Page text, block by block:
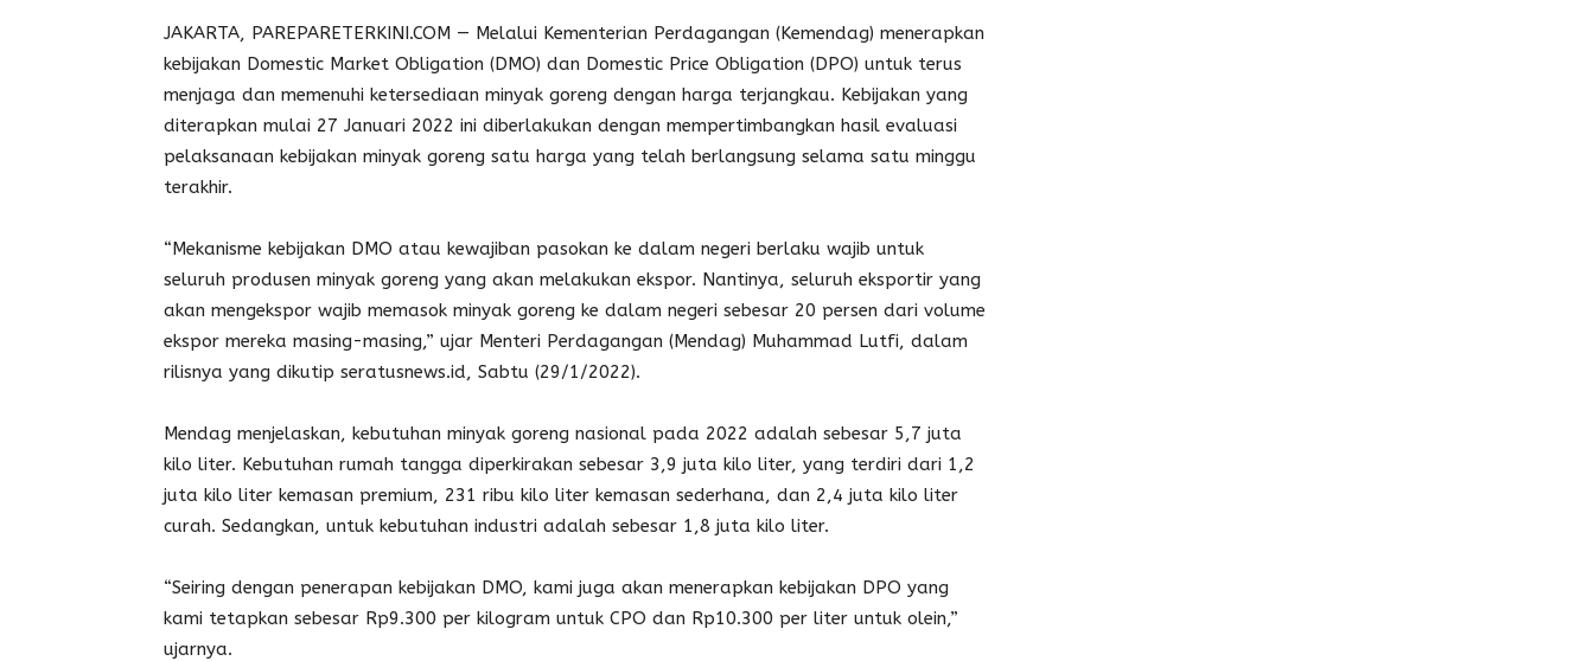
JAKARTA, PAREPARETERKINI.COM — Melalui Kementerian Perdagangan (Kemendag) menerapkan
kebijakan Domestic Market Obligation (DMO) dan Domestic Price Obligation (DPO) untuk terus
menjaga dan memenuhi ketersediaan minyak goreng dengan harga terjangkau. Kebijakan yang
diterapkan mulai 27 Januari 2022 ini diberlakukan dengan mempertimbangkan hasil evaluasi
pelaksanaan kebijakan minyak goreng satu harga yang telah berlangsung selama satu minggu
terakhir.
“Mekanisme kebijakan DMO atau kewajiban pasokan ke dalam negeri berlaku wajib untuk
seluruh produsen minyak goreng yang akan melakukan ekspor. Nantinya, seluruh eksportir yang
akan mengekspor wajib memasok minyak goreng ke dalam negeri sebesar 20 persen dari volume
ekspor mereka masing-masing,” ujar Menteri Perdagangan (Mendag) Muhammad Lutfi, dalam
rilisnya yang dikutip seratusnews.id, Sabtu (29/1/2022).
Mendag menjelaskan, kebutuhan minyak goreng nasional pada 2022 adalah sebesar 5,7 juta
kilo liter. Kebutuhan rumah tangga diperkirakan sebesar 3,9 juta kilo liter, yang terdiri dari 1,2
juta kilo liter kemasan premium, 231 ribu kilo liter kemasan sederhana, dan 2,4 juta kilo liter
curah. Sedangkan, untuk kebutuhan industri adalah sebesar 1,8 juta kilo liter.
“Seiring dengan penerapan kebijakan DMO, kami juga akan menerapkan kebijakan DPO yang
kami tetapkan sebesar Rp9.300 per kilogram untuk CPO dan Rp10.300 per liter untuk olein,”
ujarnya.